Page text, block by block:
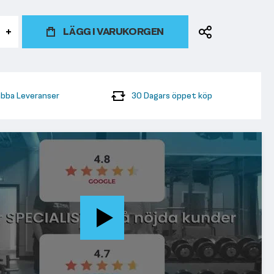
LÄGG I VARUKORGEN
Leveranser 30 Dagars öppet köp